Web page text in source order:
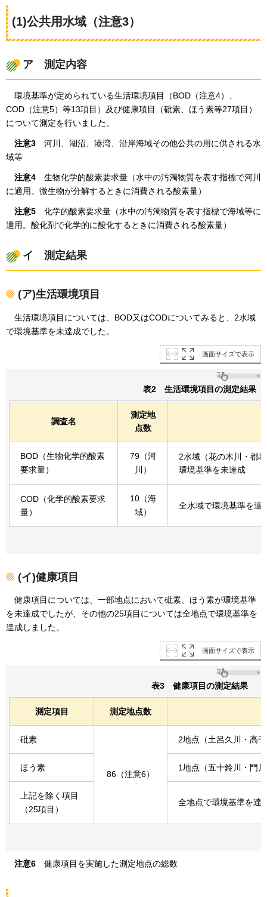
(1)公共用水域（注意3）
ア 測定内容
環境基準が定められている生活環境項目（BOD（注意4）、
COD（注意5）等13項目）及び健康項目（砒素、ほう素等27項目）
について測定を行いました。
注意3 河川、 湖沼、港湾、沿岸海域その他公共の用に供される水
域等
注意4 生物化学的酸素要求量（水中の汚濁物質を表す指標で河川
に適用。微生物が分解するときに消費される酸素量）
注意5 化学的酸素要求量（水中の汚濁物質を表す指標で海域等に
適用。酸化剤で化学的に酸化するときに消費される酸素量）
イ 測定結果
(ア)生活環境項目
生活環境項目については、BOD又はCODについてみると、2水域
で環境基準を未達成でした。
画面サイズで表示
表2 生活環境項目の測定結果
調査名
測定地
点数
BOD（生物化学的酸素
要求量）
79（河
川）
2水域（花の木川・都
環境基準を未達成
COD（化学的酸素要求
量）
10（海
域）
全水域で環境基準を達
(イ)健康項目
健康項目については、一部地点において砒素、ほう素が環境基準
を未達成でしたが、その他の25項目については全地点で環境基準を
達成しました。
画面サイズで表示
表3 健康項目の測定結果
測定項目 測定地点数
砒素
86（注意6）
2地点（土呂久川・高
ほう素 1地点（五十鈴川・門
上記を除く項目
（25項目）
全地点で環境基準を達
注意6 健康項目を実施した測定地点の総数